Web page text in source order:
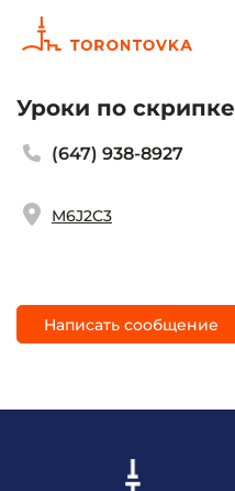
Уроки по скрипке
(647) 938-8927
M6J2C3
Написать сообщение